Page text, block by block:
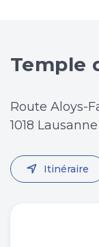
Temple
Route Aloys-
1018 Lausanne
Itinéraire